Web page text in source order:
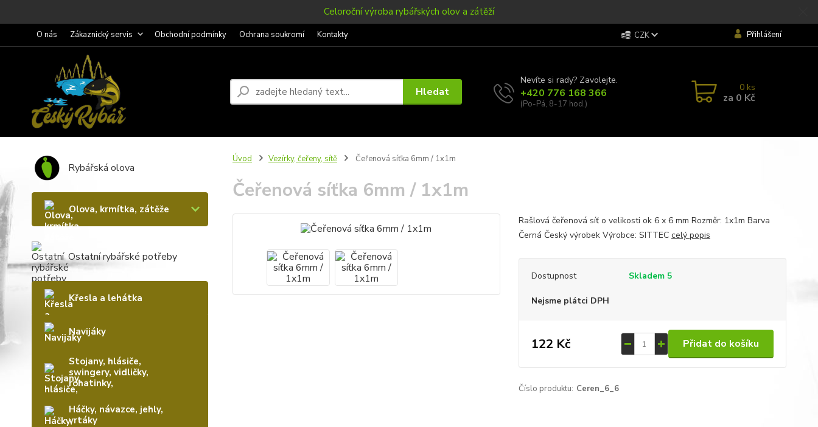
Celoroční výroba rybářských olov a zátěží
O nás Zákaznický servis Obchodní podmínky Ochrana soukromí Kontakty CZK Přihlášení
Hledat
Nevíte si rady? Zavolejte.
+420 776 168 366
(Po-Pá, 8-17 hod.)
0 ks
za 0 Kč
Rybářská olova
Olova, krmítka, zátěže
Ostatní rybářské potřeby
Křesla a lehátka
Navijáky
Stojany, hlásiče,
swingery, vidličky,
rohatinky,
Háčky, návazce, jehly,
vrtáky
Úvod Vezírky, čeřeny, sítě Čeřenová síťka 6mm / 1x1m
Čeřenová síťka 6mm / 1x1m
Rašlová čeřenová síť o velikosti ok 6 x 6 mm Rozměr: 1x1m Barva
Černá Český výrobek Výrobce: SITTEC celý popis
Dostupnost Skladem 5
Nejsme plátci DPH
122 Kč Přidat do košíku
Číslo produktu: Ceren_6_6